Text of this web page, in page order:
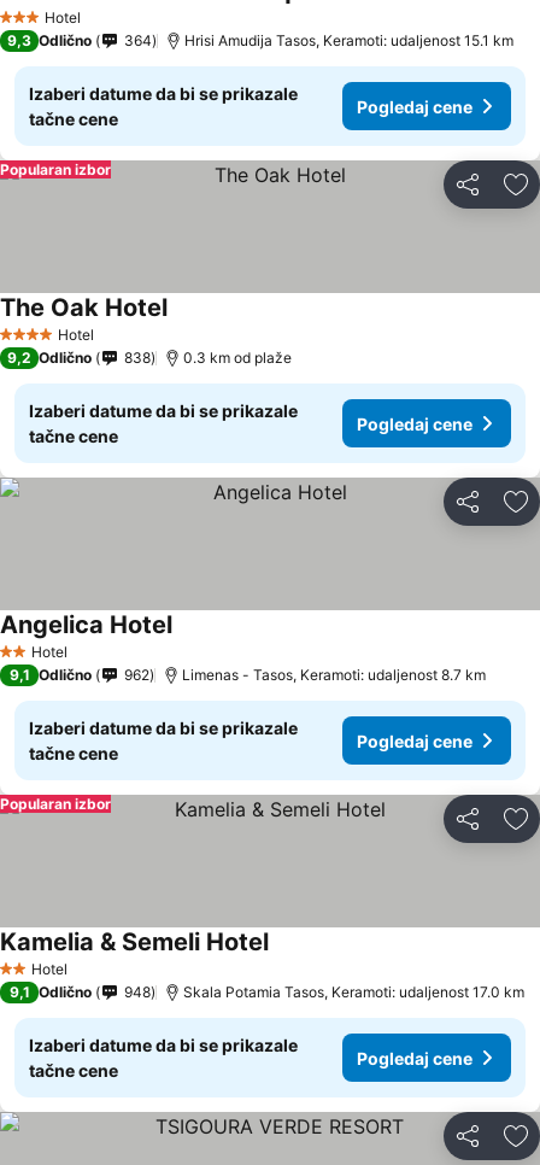
3 Zvezdice
Hotel
9,3 Odlično 364 Hrisi Amudija Tasos, Keramoti: udaljenost 15.1 km
Izaberi datume da bi se prikazale
tačne cene
Pogledaj cene
Deli
Popularan izbor
4 ZvezdiceHotel
The Oak HotelPogledaj cene
9,2 Odlično 838 0.3 km od plaže
Izaberi datume da bi se prikazale
tačne cene
Pogledaj cene
Deli
2 Zvezdice
Hotel
Angelica HotelPogledaj cene
9,1 Odlično 962 Limenas - Tasos, Keramoti: udaljenost 8.7 km
Izaberi datume da bi se prikazale
tačne cene
Pogledaj cene
Deli
Popularan izbor
2 Zvezdice
Hotel
Kamelia & Semeli HotelPogledaj cene
9,1 Odlično 948 Skala Potamia Tasos, Keramoti: udaljenost 17.0 km
Izaberi datume da bi se prikazale
tačne cene
Pogledaj cene
Deli